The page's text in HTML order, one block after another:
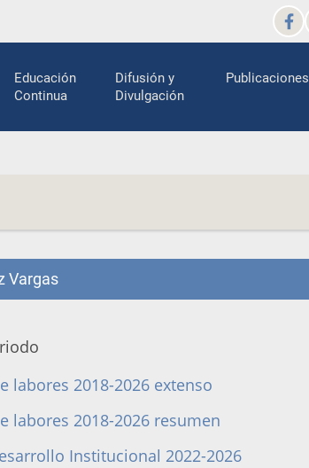
Educación
Continua
Difusión y
Divulgación
Publicaciones
Vargas
labores 2018-2026 extenso
labores 2018-2026 resumen
Institucional 2022-2026